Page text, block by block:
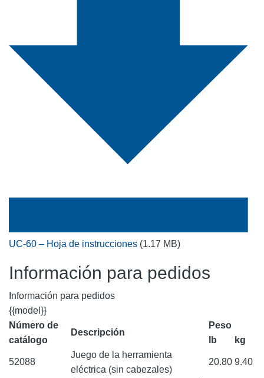
UC-60 – Hoja de instrucciones (1.17 MB)
Información para pedidos
Información para pedidos
{{model}}
Número de
catálogo
Descripción
Peso
lb
kg
52088
Juego de la herramienta
eléctrica (sin cabezales)
20.80 9.40